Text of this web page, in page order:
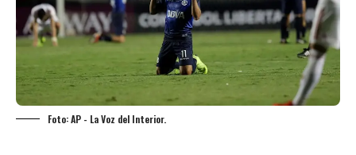
Foto: AP - La Voz del Interior.